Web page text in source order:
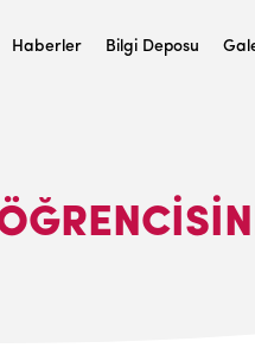
Haberler Bilgi Deposu